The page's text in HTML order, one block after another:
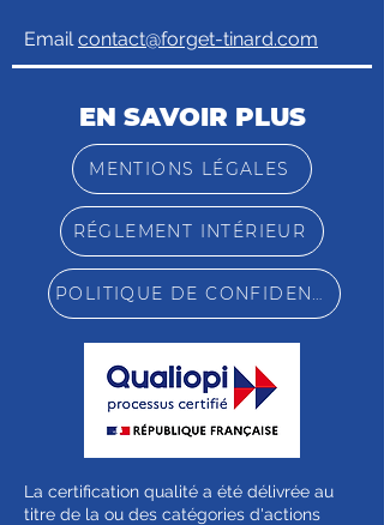
Emailcontact@forget-tinard.com
EN SAVOIR PLUS
MENTIONS LÉGALES
RÉGLEMENT INTÉRIEUR
POLITIQUE DE CONFIDENTIALITÉ
La certification qualité a été délivrée au
titre de la ou des catégories d'actions